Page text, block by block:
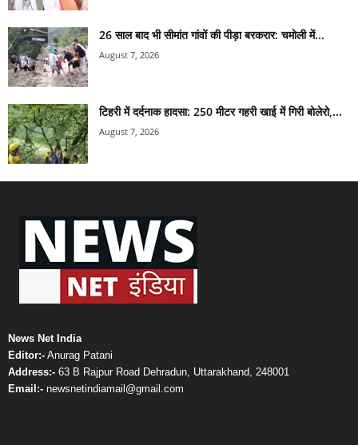
26 साल बाद भी सीमांत गांवों की पीड़ा बरकरार: चमोली में...
August 7, 2026
टिहरी में दर्दनाक हादसा: 250 मीटर गहरी खाई में गिरी बोलेरो,...
August 7, 2026
News Net India
Editor:- Anurag Patani
Address:- 63 B Rajpur Road Dehradun, Uttarakhand, 248001
Email:- newsnetindiamail@gmail.com